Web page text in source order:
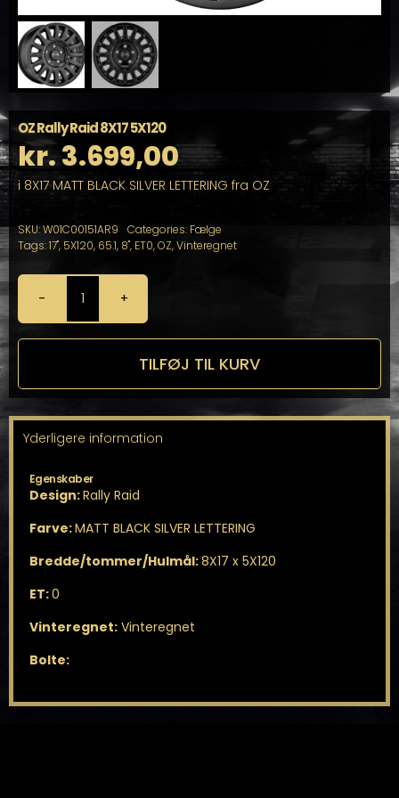
OZ Rally Raid 8X17 5X120
kr.3.699,00
i 8X17 MATT BLACK SILVER LETTERING fra OZ
SKU:W01C00151AR9 Categories: Fælge
Tags:17", 5X120, 65.1, 8", ET0,OZ,Vinteregnet
OZ
Rally
Raid
antal
TILFØJ TIL KURV
Yderligere information
Egenskaber
Design:Rally Raid
Farve:MATT BLACK SILVER LETTERING
Bredde/tommer/Hulmål:8X17 x 5X120
ET:0
Vinteregnet:Vinteregnet
Bolte: